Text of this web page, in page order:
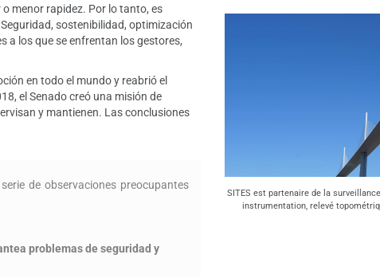
menor rapidez. Por lo tanto, es
sostenibilidad, optimización
a los que se enfrentan los gestores,
en todo el mundo y reabrió el
el Senado creó una misión de
y mantienen. Las conclusiones
de observaciones preocupantes
problemas de seguridad y
SITES est partenaire de la
instrumentation, relevé